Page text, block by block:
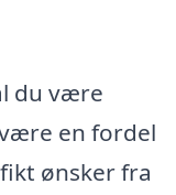
du være
en fordel
ønsker fra